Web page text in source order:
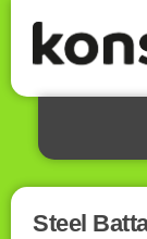
Steel